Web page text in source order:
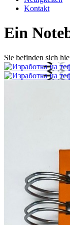
Kontakt
Ein
Sie befinden sich